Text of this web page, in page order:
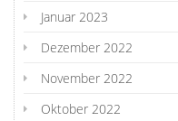
Januar 2023
Dezember 2022
November 2022
Oktober 2022